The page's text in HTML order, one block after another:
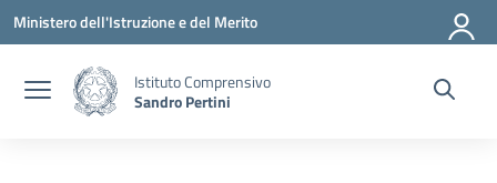
Vai ai contenuti
Vai al menu di navigazione
Vai al footer
Ministero dell'Istruzione e del Merito
Istituto Comprensivo
Sandro Pertini